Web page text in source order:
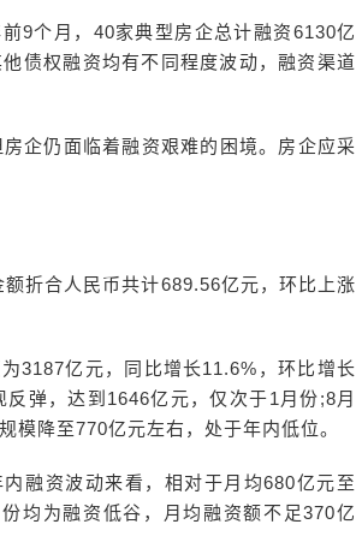
9个月，40家典型房企总计融资6130亿
债权融资均有不同程度波动，融资渠道
企仍面临着融资艰难的困境。房企应采
折合人民币共计689.56亿元，环比上涨
3187亿元，同比增长11.6%，环比增长
弹，达到1646亿元，仅次于1月份;8月
模降至770亿元左右，处于年内低位。
融资波动来看，相对于月均680亿元至
均为融资低谷，月均融资额不足370亿